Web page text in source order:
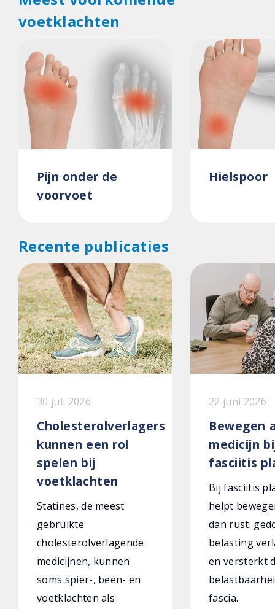
voetklachten
Pijn onder de
voorvoet
Hielspoor
Recente publicaties
30 juli 2026
Cholesterolverlagers
kunnen een rol
spelen bij
voetklachten
Statines, de meest
gebruikte
cholesterolverlagende
medicijnen, kunnen
soms spier-, been- en
voetklachten als
22 juni 2026
Bewegen
medicijn
fasciitis
Bij fasciitis
helpt
dan rust:
belasting
en versterkt
fascia.